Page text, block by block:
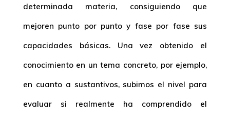
determinada materia, consiguiendo que
mejoren punto por punto y fase por fase sus
capacidades básicas. Una vez obtenido el
conocimiento en un tema concreto, por ejemplo,
en cuanto a sustantivos, subimos el nivel para
evaluar si realmente ha comprendido el